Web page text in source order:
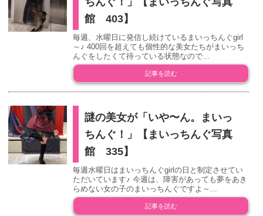
館 403】
毎週、水曜日に発信し続けているまいっちんぐgirl
～♪ 400回を超えても個性的な美女たちがまいっち
んぐをしたくて待っている状態なので...
記事を読む
謎の美女が「いや〜ん。まいっ
ちんぐ！」【まいっちんぐ写真
館 335】
毎週水曜日はまいっちんぐgirlの日と制定させてい
ただいています♪ 今週は、障害があっても夢をあき
らめない女の子のまいっちんぐですよ～...
記事を読む